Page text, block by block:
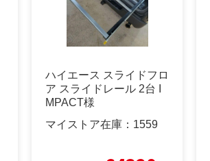
ハイエース スライドフロ
ア スライドレール 2台 I
MPACT様
マイストア在庫： 1559